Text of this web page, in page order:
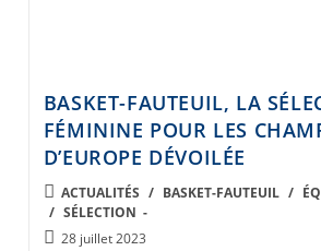
BASKET-FAUTEUIL, LA
FÉMININE POUR LES
D’EUROPE DÉVOILÉE
POST
CATEGORY:
ACTUALITÉS / BASKET-FAUTEUIL /
/ SÉLECTION
Post28 juillet 2023